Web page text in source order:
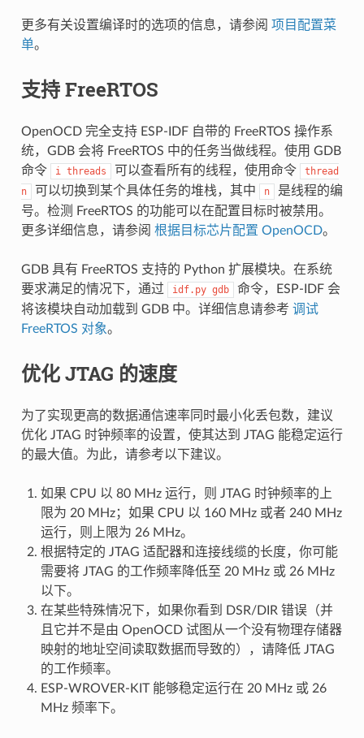
更多有关设置编译时的选项的信息，请参阅 项目配置菜
单。
支持 FreeRTOS
OpenOCD 完全支持 ESP-IDF 自带的 FreeRTOS 操作系
统，GDB 会将 FreeRTOS 中的任务当做线程。使用 GDB
命令
i threads 可以查看所有的线程，使用命令
thread
n
可以切换到某个具体任务的堆栈，其中 n
是线程的编
号。检测 FreeRTOS 的功能可以在配置目标时被禁用。
更多详细信息，请参阅 根据目标芯片配置 OpenOCD。
GDB 具有 FreeRTOS 支持的 Python 扩展模块。在系统
要求满足的情况下，通过
idf.py gdb
命令，ESP-IDF 会
将该模块自动加载到 GDB 中。详细信息请参考 调试
FreeRTOS 对象。
优化 JTAG 的速度
为了实现更高的数据通信速率同时最小化丢包数，建议
优化 JTAG 时钟频率的设置，使其达到 JTAG 能稳定运行
的最大值。为此，请参考以下建议。
如果 CPU 以 80 MHz 运行，则 JTAG 时钟频率的上
限为 20 MHz；如果 CPU 以 160 MHz 或者 240 MHz
运行，则上限为 26 MHz。
根据特定的 JTAG 适配器和连接线缆的长度，你可能
需要将 JTAG 的工作频率降低至 20 MHz 或 26 MHz
以下。
在某些特殊情况下，如果你看到 DSR/DIR 错误（并
且它并不是由 OpenOCD 试图从一个没有物理存储器
映射的地址空间读取数据而导致的），请降低 JTAG
的工作频率。
ESP-WROVER-KIT 能够稳定运行在 20 MHz 或 26
MHz 频率下。